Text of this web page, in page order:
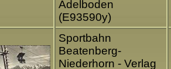
Adelboden
(E93590y)
Sportbahn
Beatenberg-
Niederhorn - Verlag